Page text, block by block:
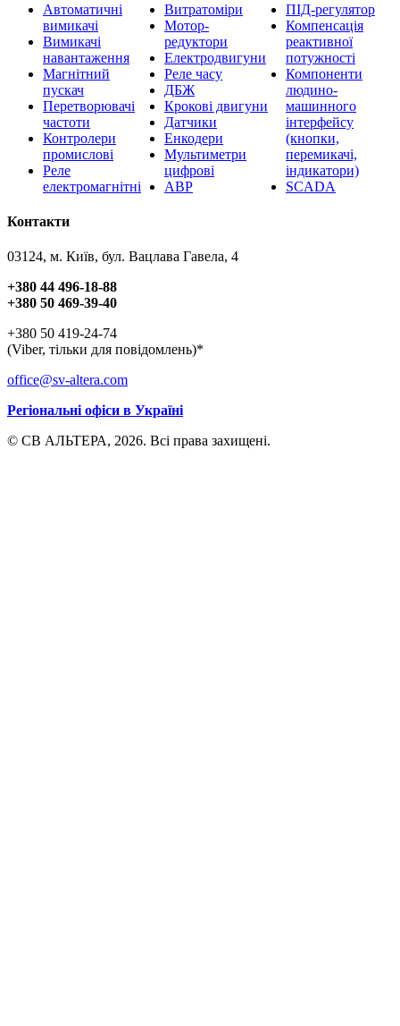
Автоматичні
вимикачі
Вимикачі
навантаження
Магнітний
пускач
Перетворювачі
частоти
Контролери
промислові
Реле
електромагнітні
Витратоміри
Мотор-
редуктори
Електродвигуни
Реле часу
ДБЖ
Крокові двигуни
Датчики
Енкодери
Мультиметри
цифрові
АВР
ПІД-регулятор
Компенсація
реактивної
потужності
Компоненти
людино-
машинного
інтерфейсу
(кнопки,
перемикачі,
індикатори)
SCADA
Контакти
03124, м. Київ, бул. Вацлава Гавела, 4
+380 44 496-18-88
+380 50 469-39-40
+380 50 419-24-74
(Viber, тільки для повідомлень)*
office@sv-altera.com
Регіональні офіси в Україні
© СВ АЛЬТЕРА, 2026. Всі права захищені.